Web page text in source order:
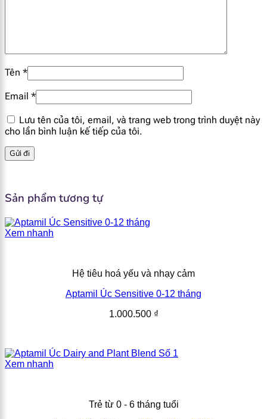
CMP
0.23 mg
IMP
UMP
Tên *
Email *
Lưu tên của tôi, email, và trang web trong trình duyệt này
cho lần bình luận kế tiếp của tôi.
Sản phẩm tương tự
Xem nhanh
Hệ tiêu hoá yếu và nhạy cảm
Aptamil Úc Sensitive 0-12 tháng
1.000.500 ₫
Xem nhanh
Trẻ từ 0 - 6 tháng tuổi